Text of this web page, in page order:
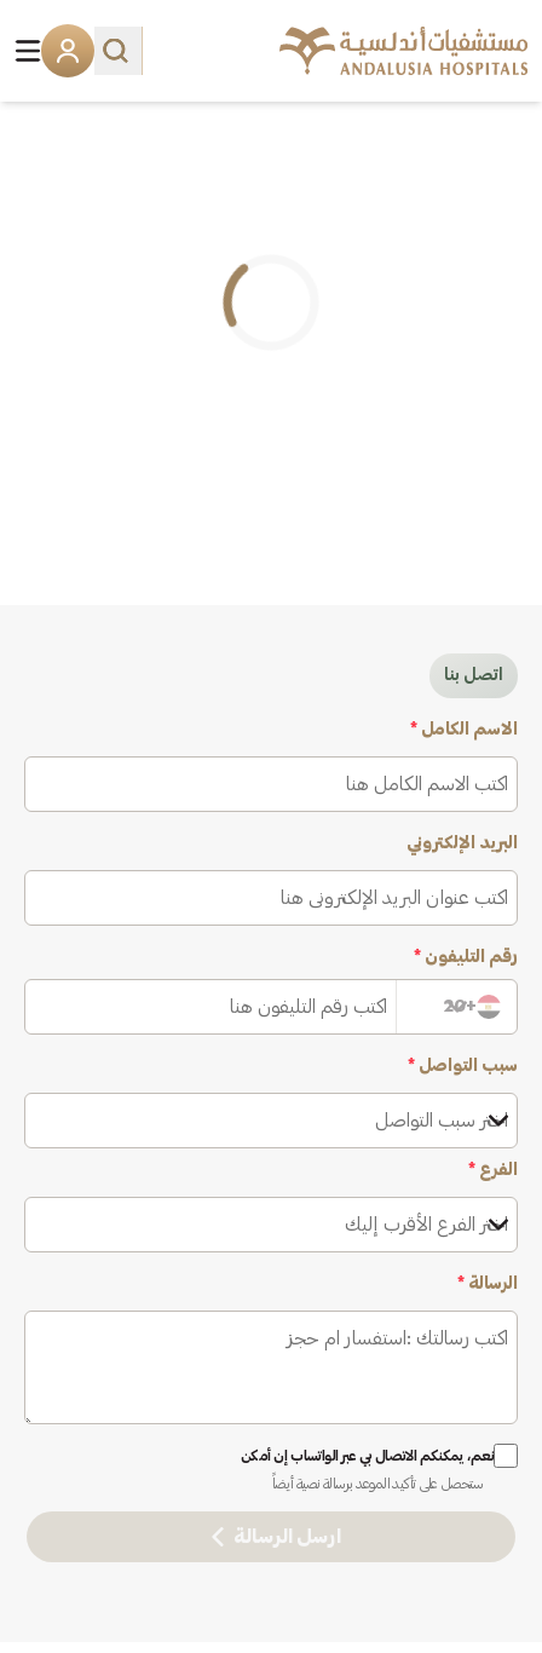
اتصل بنا
الاسم الكامل *
البريد الإلكتروني
رقم التليفون *
+20
سبب التواصل *
اختر سبب التواصل
الفرع *
اختر الفرع الأقرب إليك
الرسالة *
نعم، يمكنكم الاتصال بي عبر الواتساب إن أمكن
ستحصل على تأكيد الموعد برسالة نصية أيضاً
ارسل الرسالة